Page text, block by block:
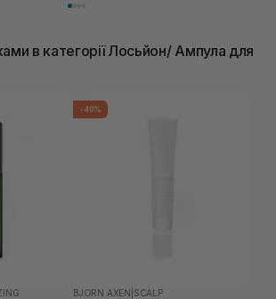
в категорії Лосьйон/ Ампула для
-40%
BJORN AXEN SCALP